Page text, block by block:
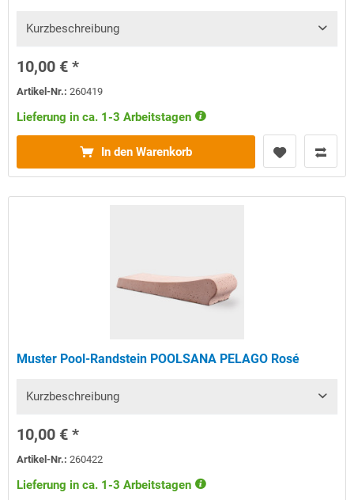
Kurzbeschreibung
10,00 € *
Artikel-Nr.:260419
Lieferung in ca. 1-3 Arbeitstagen
In den Warenkorb
Muster Pool-Randstein POOLSANA PELAGO Rosé
Kurzbeschreibung
10,00 € *
Artikel-Nr.:260422
Lieferung in ca. 1-3 Arbeitstagen